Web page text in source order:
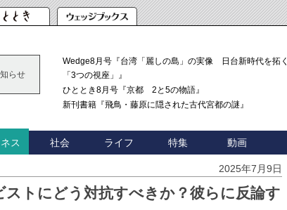
らせ
Wedge8月号『台湾「麗しの島」の実像 日台新時代を拓く
「3つの視座」』
ひととき8月号『京都 2と5の物語』
新刊書籍『飛鳥・藤原に隠された古代宮都の謎』
ス 社会 ライフ 特集 動画
2025年7月9日
トにどう対抗すべきか？彼らに反論す